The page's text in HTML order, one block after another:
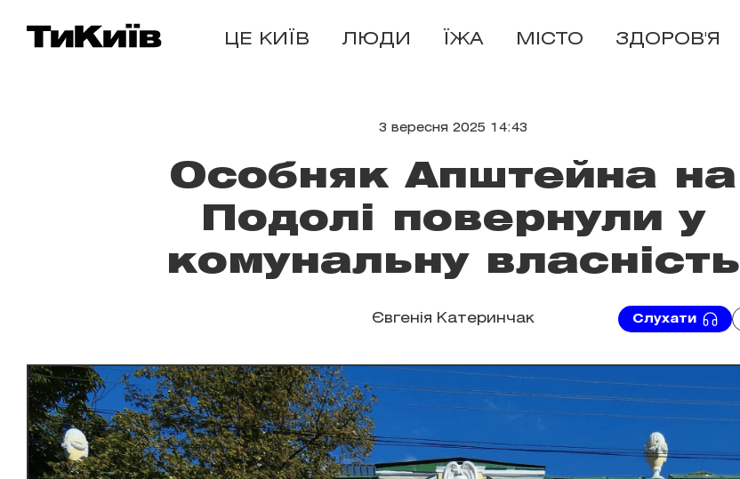
ЦЕ КИЇВ ЛЮДИ ЇЖА МІСТО ЗДОРОВ'Я
3 вересня 2025 14:43
Особняк Апштейна на
Подолі повернули у
комунальну власність
Євгенія Катеринчак Слухати